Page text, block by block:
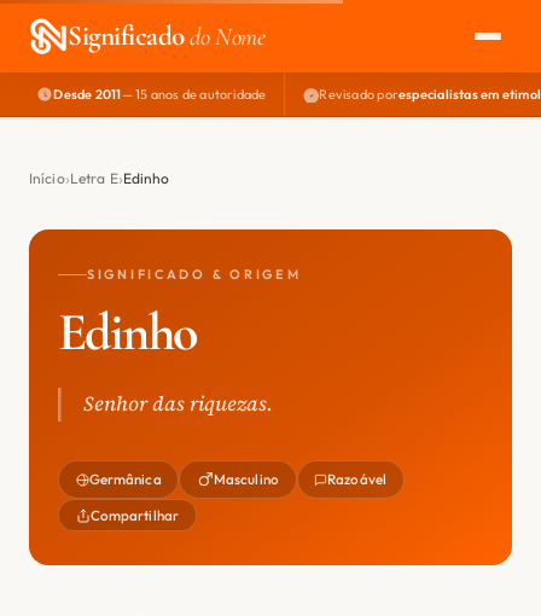
Significadodo Nome
EXPLORAR
NOME PERFEITO
Desde 2011— 15 anos de autoridade Revisado porespecialistas em
Início Letra E Edinho
SIGNIFICADO & ORIGEM
Edinho
Senhor das riquezas.
Germânica Masculino Razoável
Compartilhar